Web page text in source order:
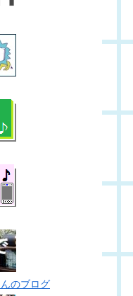
のブログ